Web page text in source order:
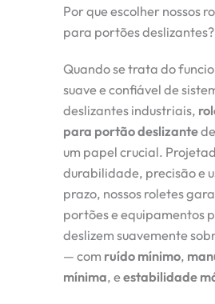
Por que escolher nossos
para portões deslizantes?
Quando se trata do
suave e confiável de
deslizantes industriais,
para portão deslizante
um papel crucial.
durabilidade, precisão e
prazo, nossos roletes
portões e equipamentos
deslizem suavemente
— com ruído mínimo,
mínima, eestabilidade